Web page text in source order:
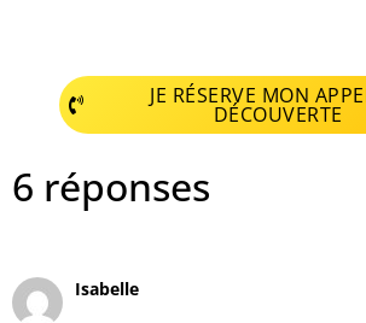
JE RÉSERVE MON
DÉCOUVERTE
6 réponses
Isabelle